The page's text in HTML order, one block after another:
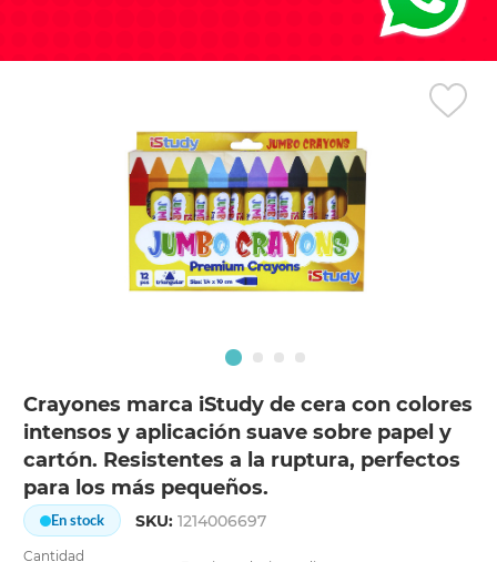
Crayones marca iStudy de cera con colores
intensos y aplicación suave sobre papel y
cartón. Resistentes a la ruptura, perfectos
para los más pequeños.
En stock SKU:1214006697
Cantidad